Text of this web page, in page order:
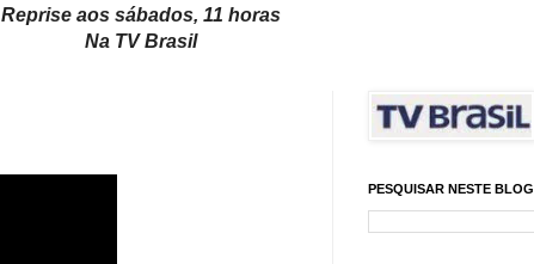
Reprise aos sábados, 11 horas
Na TV Brasil
PESQUISAR NESTE BLOG